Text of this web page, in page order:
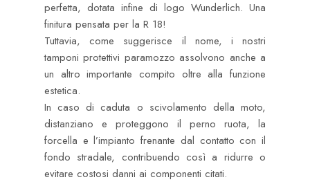
perfetta, dotata infine di logo Wunderlich. Una
finitura pensata per la R 18!
Tuttavia, come suggerisce il nome, i nostri
tamponi protettivi paramozzo assolvono anche a
un altro importante compito oltre alla funzione
estetica.
In caso di caduta o scivolamento della moto,
distanziano e proteggono il perno ruota, la
forcella e l’impianto frenante dal contatto con il
fondo stradale, contribuendo così a ridurre o
evitare costosi danni ai componenti citati.